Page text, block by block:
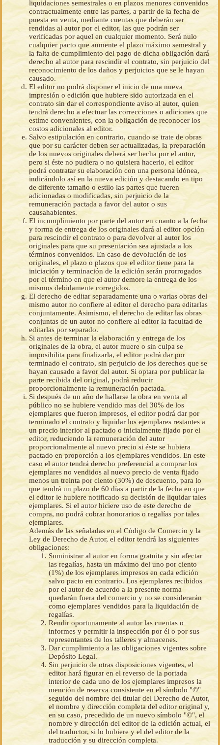
liquidaciones semestrales o en plazos menores convenidos
contractualmente entre las partes, a partir de la fecha de
puesta en venta, mediante cuentas que deberán ser
rendidas al autor por el editor, las que podrán ser
verificadas por aquel en cualquier momento. Será nulo
cualquier pacto que aumente el plazo máximo semestral y
la falta de cumplimiento del pago de dicha obligación dará
derecho al autor para rescindir el contrato, sin perjuicio del
reconocimiento de los daños y perjuicios que se le hayan
causado.
El editor no podrá disponer el inicio de una nueva
impresión o edición que hubiere sido autorizada en el
contrato sin dar el correspondiente aviso al autor, quien
tendrá derecho a efectuar las correcciones o adiciones que
estime convenientes, con la obligación de reconocer los
costos adicionales al editor.
Salvo estipulación en contrario, cuando se trate de obras
que por su carácter deben ser actualizadas, la preparación
de los nuevos originales deberá ser hecha por el autor,
pero si éste no pudiera o no quisiera hacerlo, el editor
podrá contratar su elaboración con una persona idónea,
indicándolo así en la nueva edición y destacando en tipo
de diferente tamaño o estilo las partes que fueren
adicionadas o modificadas, sin perjuicio de la
remuneración pactada a favor del autor o sus
causahabientes.
El incumplimiento por parte del autor en cuanto a la fecha
y forma de entrega de los originales dará al editor opción
para rescindir el contrato o para devolver al autor los
originales para que su presentación sea ajustada a los
términos convenidos. En caso de devolución de los
originales, el plazo o plazos que el editor tiene para la
iniciación y terminación de la edición serán prorrogados
por el término en que el autor demore la entrega de los
mismos debidamente corregidos.
El derecho de editar separadamente una o varias obras del
mismo autor no confiere al editor el derecho para editarlas
conjuntamente. Asimismo, el derecho de editar las obras
conjuntas de un autor no confiere al editor la facultad de
editarlas por separado.
Si antes de terminar la elaboración y entrega de los
originales de la obra, el autor muere o sin culpa se
imposibilita para finalizarla, el editor podrá dar por
terminado el contrato, sin perjuicio de los derechos que se
hayan causado a favor del autor. Si optara por publicar la
parte recibida del original, podrá reducir
proporcionalmente la remuneración pactada.
Si después de un año de hallarse la obra en venta al
público no se hubiere vendido mas del 30% de los
ejemplares que fueron impresos, el editor podrá dar por
terminado el contrato y liquidar los ejemplares restantes a
un precio inferior al pactado o inicialmente fijado por el
editor, reduciendo la remuneración del autor
proporcionalmente al nuevo precio si éste se hubiera
pactado en proporción a los ejemplares vendidos. En este
caso el autor tendrá derecho preferencial a comprar los
ejemplares no vendidos al nuevo precio de venta fijado
menos un treinta por ciento (30%) de descuento, para lo
que tendrá un plazo de 60 días a partir de la fecha en que
el editor le hubiere notificado su decisión de liquidar tales
ejemplares. Si el autor hiciere uso de este derecho de
compra, no podrá cobrar honorarios o regalías por tales
ejemplares.
Además de las señaladas en el Código de Comercio y la
Ley de Derecho de Autor, el editor tendrá las siguientes
obligaciones:
Suministrar al autor en forma gratuita y sin afectar
las regalías, hasta un máximo del uno por ciento
(1%) de los ejemplares impresos en cada edición
salvo pacto en contrario. Los ejemplares recibidos
por el autor de acuerdo a la presente norma
quedarán fuera del comercio y no se considerarán
como ejemplares vendidos para la liquidación de
regalías.
Rendir oportunamente al autor las cuentas o
informes y permitir la inspección por él o por sus
representantes de los talleres y almacenes.
Dar cumplimiento a las obligaciones vigentes sobre
Depósito Legal.
Sin perjuicio de otras disposiciones vigentes, el
editor hará figurar en el reverso de la portada
interior de cada uno de los ejemplares impresos la
mención de reserva consistente en el símbolo "©"
seguido del nombre del titular del Derecho de Autor,
el nombre y dirección completa del editor original y,
en su caso, precedido de un nuevo símbolo "©", el
nombre y dirección del editor de la edición actual, el
del traductor, si lo hubiere y el del editor de la
traducción y su dirección completa.